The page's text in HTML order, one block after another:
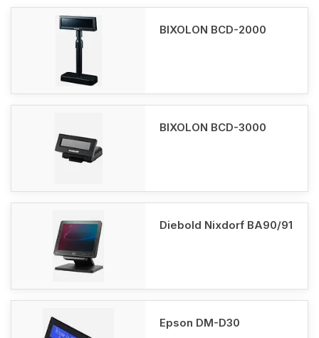
Bienvenue dans la catégorie des afficheurs clients de
RISolutions. Ici, vous trouverez des afficheurs de haute
qualité de marques telles que Bixolon, Diebold Nixdorf et
l’interaction avec les clients et garantir une efficacité
optimale dans divers environnements de vente au détail et
d’hôtellerie.
BIXOLON BCD-2000
BIXOLON BCD-3000
Diebold Nixdorf BA90/91
Epson DM-D30